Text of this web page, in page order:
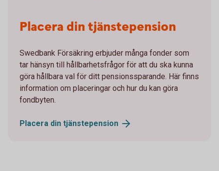
Placera din tjänstepension
Swedbank Försäkring erbjuder många fonder som
tar hänsyn till hållbarhetsfrågor för att du ska kunna
göra hållbara val för ditt pensionssparande. Här finns
information om placeringar och hur du kan göra
fondbyten.
Placera din tjänstepension